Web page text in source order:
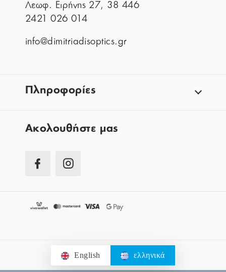
Λεωφ. Ειρήνης 27, 38 446
2421 026 014
info@dimitriadisoptics.gr
Πληροφορίες
Aκολουθήστε μας
English ελληνικά